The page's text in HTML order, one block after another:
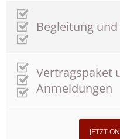
Begleitung
Vertragspaket
Anmeldungen
JETZT